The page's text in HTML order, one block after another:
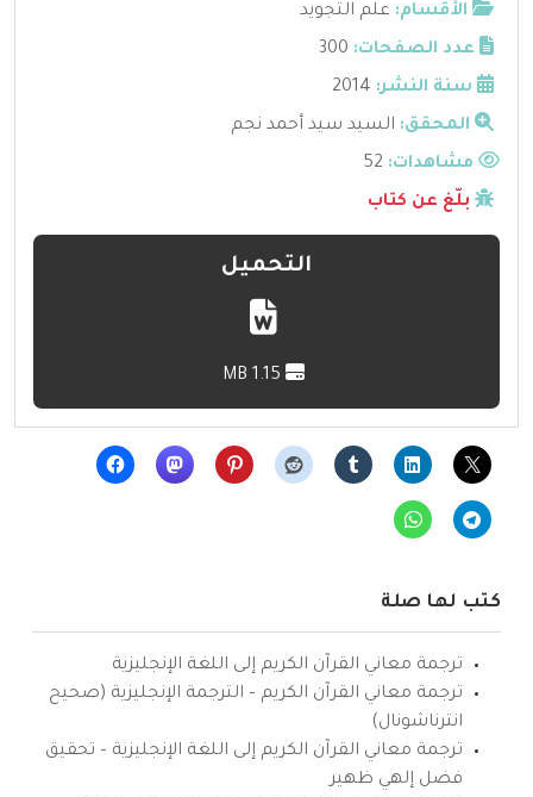
الأقسام: علم التجويد
عدد الصفحات: 300
سنة النشر: 2014
المحقق: السيد سيد أحمد نجم
مشاهدات:
بلّغ عن كتاب
التحميل
كتب لها صلة
ترجمة معاني القرآن الكريم إلى اللغة الإنجليزية
ترجمة معاني القرآن الكريم – الترجمة الإنجليزية (صحيح
انترناشونال)
ترجمة معاني القرآن الكريم إلى اللغة الإنجليزية – تحقيق
فضل إلهي ظهير